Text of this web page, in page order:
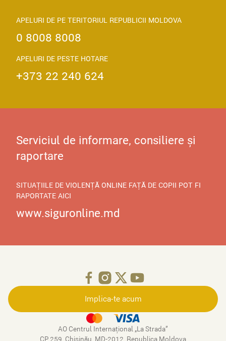
APELURI DE PE TERITORIUL REPUBLICII MOLDOVA
0 8008 8008
APELURI DE PESTE HOTARE
+373 22 240 624
Serviciul de informare, consiliere și
raportare
SITUAȚIILE DE VIOLENȚĂ ONLINE FAȚĂ DE COPII POT FI
RAPORTATE AICI
www.siguronline.md
Implica-te acum
AO Centrul Internațional „La Strada”